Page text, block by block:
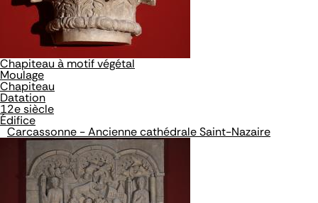
Chapiteau à motif végétal
Moulage
Chapiteau
Datation
12e siècle
Édifice
Carcassonne - Ancienne cathédrale Saint-Nazaire